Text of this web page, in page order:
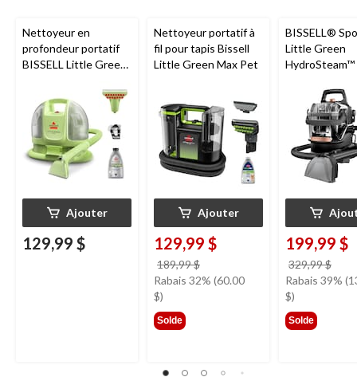
Nettoyeur en
profondeur portatif
BISSELL Little Green
tapis et tissus
d'ameublement
Ajouter
129,99 $
Nettoyeur portatif à
fil pour tapis Bissell
Little Green Max Pet
Ajouter
129,99 $
189,99 $
était
Rabais 32% (60.00
$)
Solde
BISSELL®
Little Green
nettoyage en
profondeur
animaux de
compagnie
199,99 $
329,99 $
était
Rabais 39%
$)
Solde